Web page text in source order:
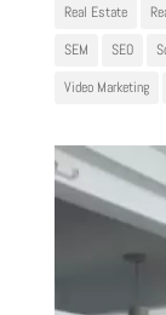
Real Estate
SEM
SEO
Video Marketing
Reproductor
de
vídeo